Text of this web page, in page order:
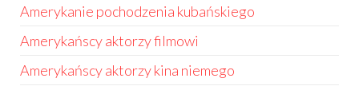
Amerykanie pochodzenia kubańskiego
Amerykańscy aktorzy filmowi
Amerykańscy aktorzy kina niemego